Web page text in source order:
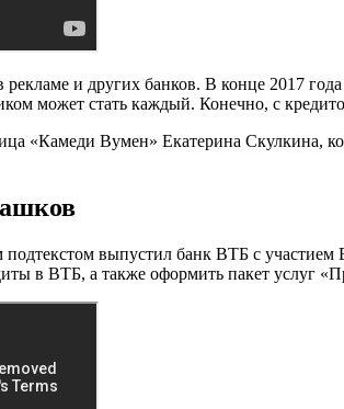
и других банков. В конце 2017
может стать каждый. Конечно, с
«Камеди Вумен» Екатерина Скулкина,
выпустил банк ВТБ с
в ВТБ, а также оформить пакет услуг